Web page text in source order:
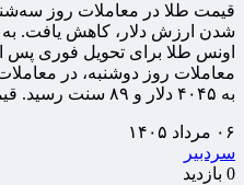
قیمت طلا در معاملات روز
شدن ارزش دلار، کاهش یافت.
اونس طلا برای تحویل فوری پس
به ۴۰۴۵ دلار و ۸۹ سنت رسید. قیمت هر اونس […]
۰۶ مرداد ۱۴۰۵
سردبیر
0 بازدید